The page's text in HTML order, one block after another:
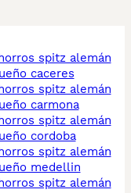
caceres
carmona
cordoba
medellin